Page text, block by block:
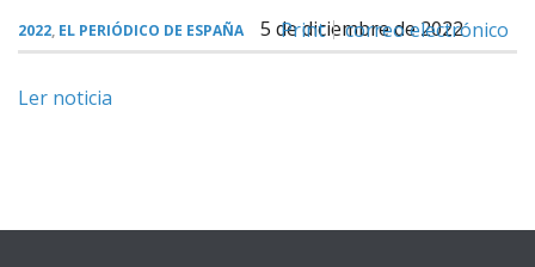
Print correo electrónico
2022, EL PERIÓDICO DE ESPAÑA 5 de diciembre de 2022
Ler noticia